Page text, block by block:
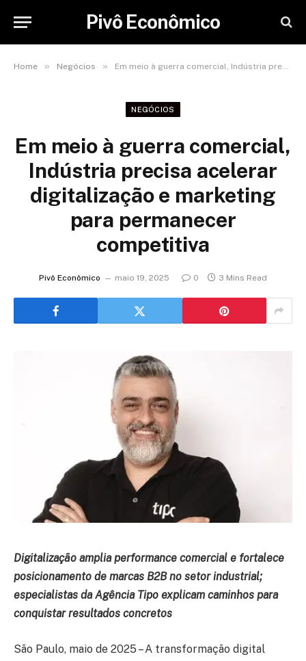
Pivô Econômico
Home » Negócios » Em meio à guerra comercial, Indústria precisa acelerar digitalização e marketing para permanecer competitiva
NEGÓCIOS
Em meio à guerra comercial,
Indústria precisa acelerar
digitalização e marketing
para permanecer
competitiva
Pivô Econômico maio 19, 2025 0 3 Mins Read
Digitalização amplia performance comercial e fortalece
posicionamento de marcas B2B no setor industrial;
especialistas da Agência Tipo explicam caminhos para
conquistar resultados concretos
São Paulo, maio de 2025 – A transformação digital